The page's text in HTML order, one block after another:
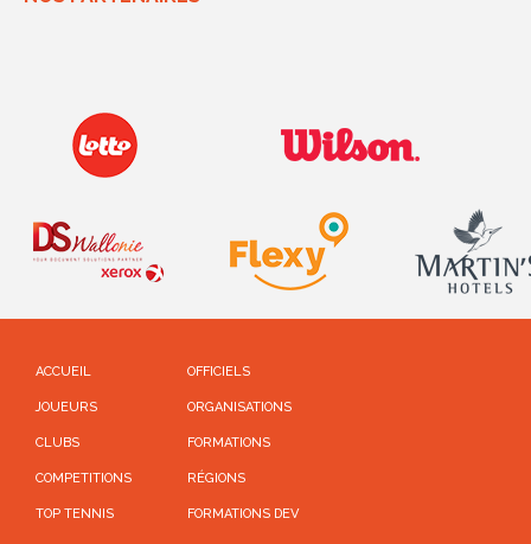
ACCUEIL
JOUEURS
CLUBS
COMPETITIONS
TOP TENNIS
OFFICIELS
ORGANISATIONS
FORMATIONS
RÉGIONS
FORMATIONS DEV